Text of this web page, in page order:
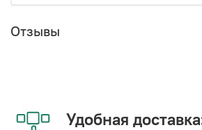
Отзывы
Удобная